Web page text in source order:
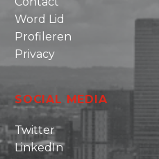
Word Lid
Profileren
Privacy
SOCIAL MEDIA
Twitter
LinkedIn